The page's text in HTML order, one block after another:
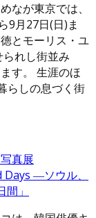
なが東京では、
9月27日(日)ま
とモーリス・ユ
れし街並み
す。 生涯のほ
らしの息づく街
真展
Days ―ソウル、
」